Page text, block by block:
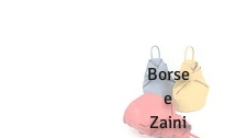
Borse
e
Zaini